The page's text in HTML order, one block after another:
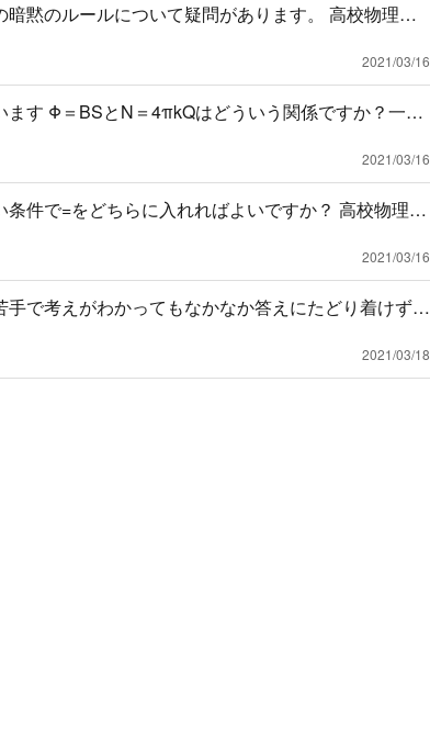
黙のルールについて疑問があります。 高校物理は
答えな
2021/03/16
す Φ＝BSとN＝4πkQはどういう関係ですか？一緒
2021/03/16
件で=をどちらに入れればよいですか？ 高校物理で
く出
2021/03/16
で考えがわかってもなかなか答えにたどり着けず毎
得意に
2021/03/18